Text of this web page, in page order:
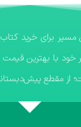
با بهترین قیمت
مقطع